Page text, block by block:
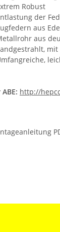
Robust
der
aus
aus
http://